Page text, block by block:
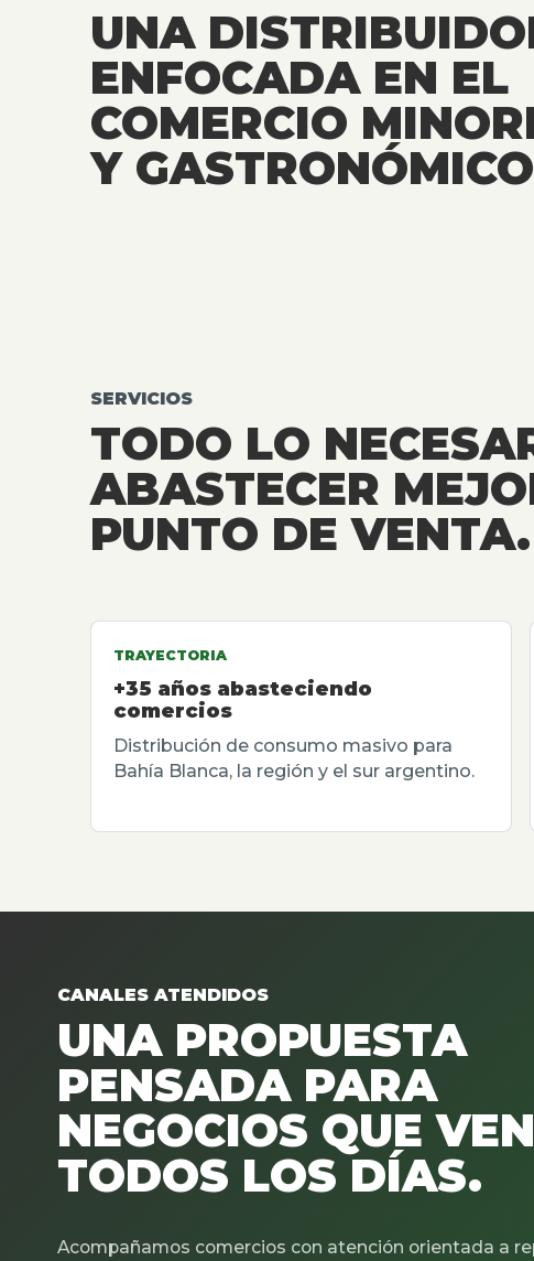
UNA
ENFOCADA EN EL
COMERCIO
Y
SERVICIOS
TODO LO
ABASTECER
PUNTO DE VENTA.
TRAYECTORIA
+35 años abasteciendo
comercios
Distribución de consumo masivo para
Bahía Blanca, la región y el sur argentino.
CANALES ATENDIDOS
UNA PROPUESTA
PENSADA PARA
NEGOCIOS QUE
TODOS LOS DÍAS.
Acompañamos comercios con atención orientada a